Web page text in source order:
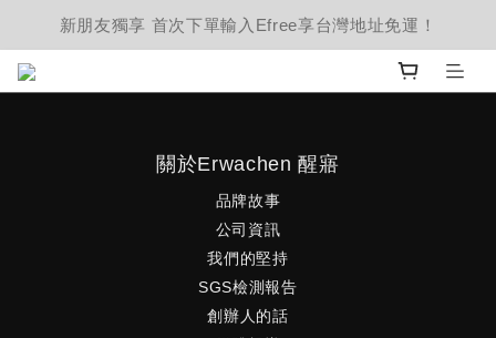
新朋友獨享 首次下單輸入Efree享台灣地址免運！
關於Erwachen 醒寤
品牌故事
公司資訊
我們的堅持
SGS檢測報告
創辦人的話